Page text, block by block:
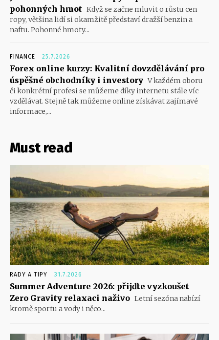
pohonných hmot Když se začne mluvit o růstu cen
ropy, většina lidí si okamžitě představí dražší benzin a
naftu. Pohonné hmoty...
FINANCE 25.7.2026
Forex online kurzy: Kvalitní dovzdělávání pro
úspěšné obchodníky i investory V každém oboru
či konkrétní profesi se můžeme díky internetu stále víc
vzdělávat. Stejně tak můžeme online získávat zajímavé
informace,...
Must read
RADY A TIPY 31.7.2026
Summer Adventure 2026: přijďte vyzkoušet
Zero Gravity relaxaci naživo Letní sezóna nabízí
kromě sportu a vody i něco...